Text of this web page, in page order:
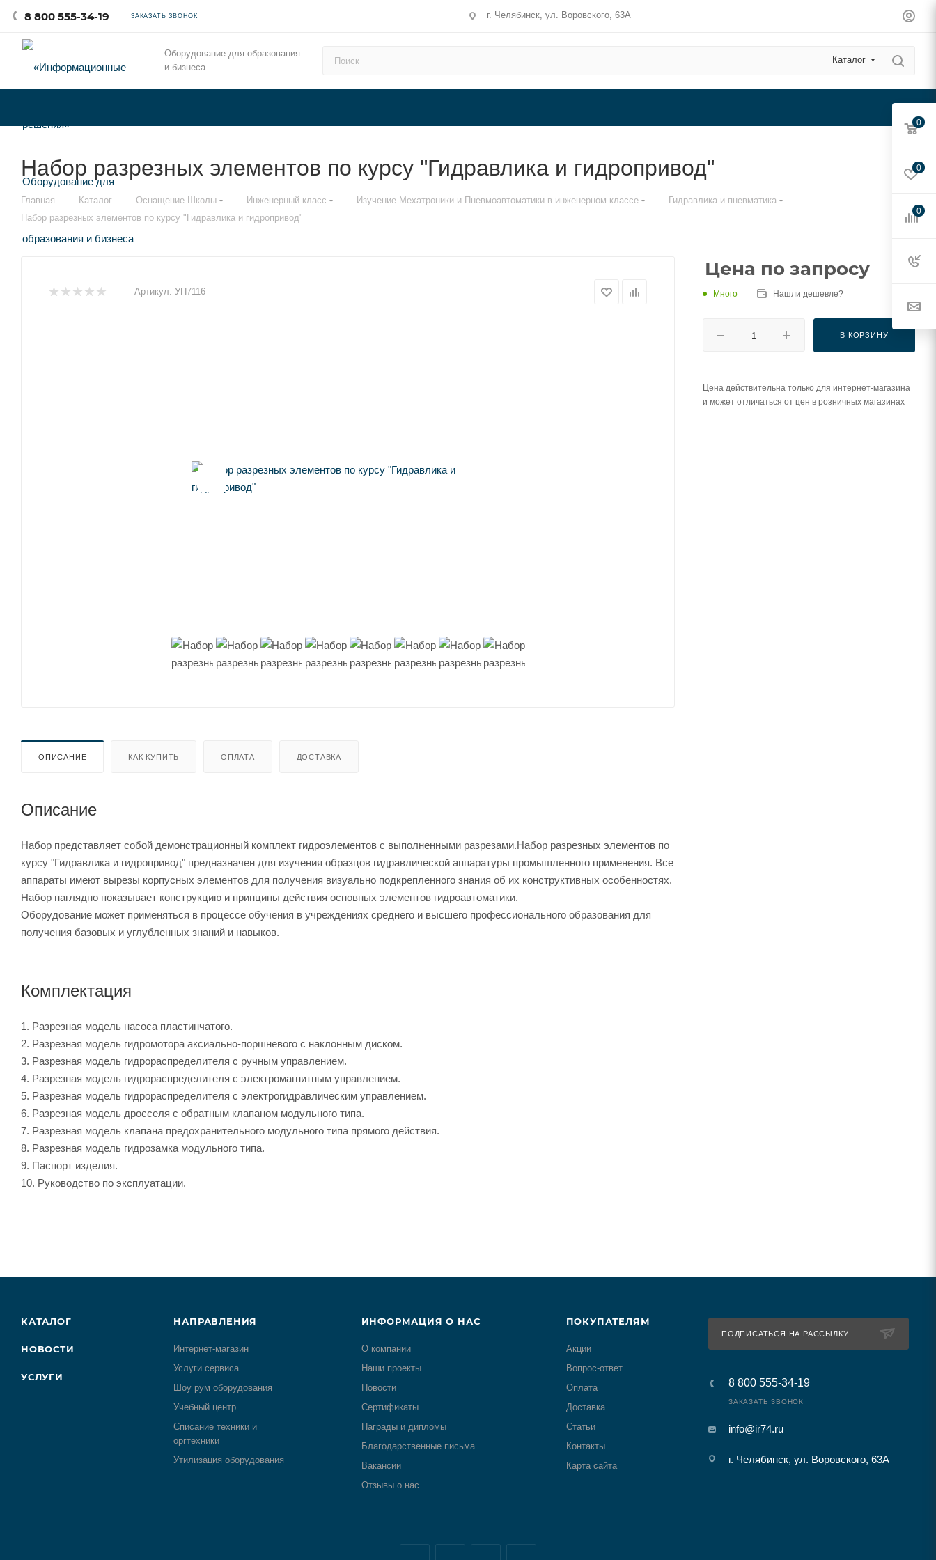
8 800 555-34-19 ЗАКАЗАТЬ ЗВОНОК г. Челябинск, ул. Воровского, 63А
Оборудование для образования
и бизнеса
Каталог
Набор разрезных элементов по курсу "Гидравлика и гидропривод"
Главная — Каталог — Оснащение Школы — Инженерный класс — Изучение Мехатроники и Пневмоавтоматики в инженерном классе — Гидравлика и пневматика —
Набор разрезных элементов по курсу "Гидравлика и гидропривод"
Артикул: УП7116
ОПИСАНИЕ КАК КУПИТЬ ОПЛАТА ДОСТАВКА
Описание
Набор представляет собой демонстрационный комплект гидроэлементов с выполненными разрезами.Набор разрезных элементов по
курсу "Гидравлика и гидропривод" предназначен для изучения образцов гидравлической аппаратуры промышленного применения. Все
аппараты имеют вырезы корпусных элементов для получения визуально подкрепленного знания об их конструктивных особенностях.
Набор наглядно показывает конструкцию и принципы действия основных элементов гидроавтоматики.
Оборудование может применяться в процессе обучения в учреждениях среднего и высшего профессионального образования для
получения базовых и углубленных знаний и навыков.
Комплектация
1. Разрезная модель насоса пластинчатого.
2. Разрезная модель гидромотора аксиально-поршневого с наклонным диском.
3. Разрезная модель гидрораспределителя с ручным управлением.
4. Разрезная модель гидрораспределителя с электромагнитным управлением.
5. Разрезная модель гидрораспределителя с электрогидравлическим управлением.
6. Разрезная модель дросселя с обратным клапаном модульного типа.
7. Разрезная модель клапана предохранительного модульного типа прямого действия.
8. Разрезная модель гидрозамка модульного типа.
9. Паспорт изделия.
10. Руководство по эксплуатации.
Цена по запросу
Много Нашли дешевле?
В КОРЗИНУ
Цена действительна только для интернет-магазина
и может отличаться от цен в розничных магазинах
КАТАЛОГ
НОВОСТИ
УСЛУГИ
НАПРАВЛЕНИЯ
Интернет-магазин
Услуги сервиса
Шоу рум оборудования
Учебный центр
Списание техники и
оргтехники
Утилизация оборудования
ИНФОРМАЦИЯ О НАС
О компании
Наши проекты
Новости
Сертификаты
Награды и дипломы
Благодарственные письма
Вакансии
Отзывы о нас
ПОКУПАТЕЛЯМ
Акции
Вопрос-ответ
Оплата
Доставка
Статьи
Контакты
Карта сайта
ПОДПИСАТЬСЯ НА РАССЫЛКУ
8 800 555-34-19
ЗАКАЗАТЬ ЗВОНОК
info@ir74.ru
г. Челябинск, ул. Воровского, 63А
0
0
0